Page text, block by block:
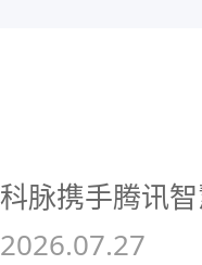
科脉携手腾讯
2026.07.27